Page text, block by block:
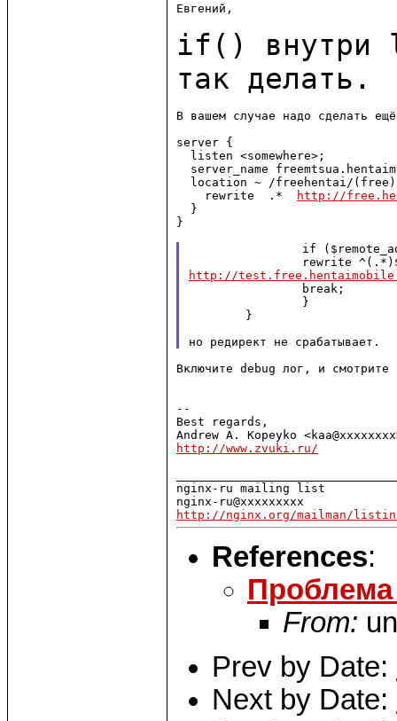
Евгений,
if() внутри
так делать.
В вашем случае надо сделать
server {
  listen <somewhere>;
server_name
location ~ /freehentai/
    rewrite  .*
http://
  }
}
if
http://
                break;
                }
        }
Включите debug лог, и смотрите
--
Best regards,
http://www.zvuki.ru/
nginx-ru mailing list
http://nginx.org/mailman/
References:
Проблема
From:
Prev by Date:
Next by Date: